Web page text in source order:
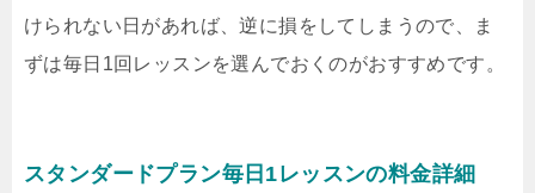
けられない日があれば、逆に損をしてしまうので、ま
ずは毎日1回レッスンを選んでおくのがおすすめです。
スタンダードプラン毎日1レッスンの料金詳細